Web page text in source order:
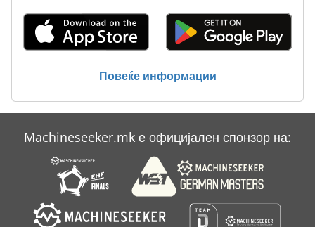
Case Ih 8930
Case Ih Maxxum 140
Case Ih Maxxum 5120
Case Ih Maxxum 5140
Повеќе информации
Machineseeker.mk е официјален спонзор на: